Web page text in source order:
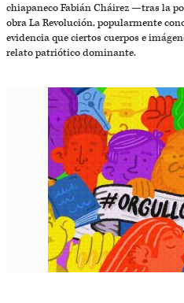
chiapaneco Fabián Cháirez —tras la
obra La Revolución, popularmente
evidencia que ciertos cuerpos e
relato patriótico dominante.